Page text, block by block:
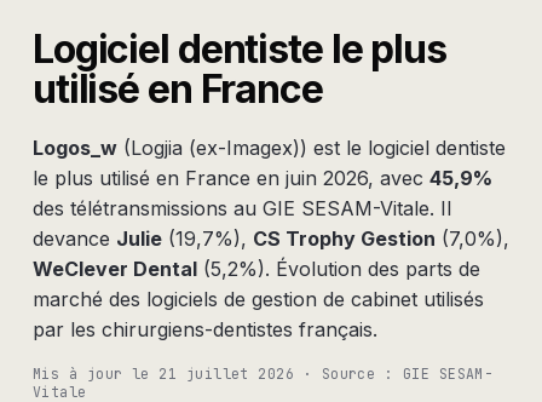
Logiciel dentistele plus
utilisé en France
Logos_w(Logjia (ex-Imagex)) est le logiciel dentiste
le plus utilisé en France en juin 2026, avec 45,9%
des télétransmissions au GIE SESAM-Vitale. Il
devance Julie(19,7%), CS Trophy Gestion (7,0%),
WeClever Dental(5,2%). Évolution des parts de
marché des logiciels de gestion de cabinet utilisés
par les chirurgiens-dentistes français.
Mis à jour le 21 juillet 2026 · Source : GIE SESAM-
Vitale